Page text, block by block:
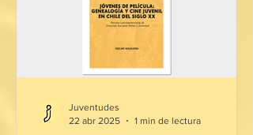
Juventudes
22 abr 2025
1 min de lectura